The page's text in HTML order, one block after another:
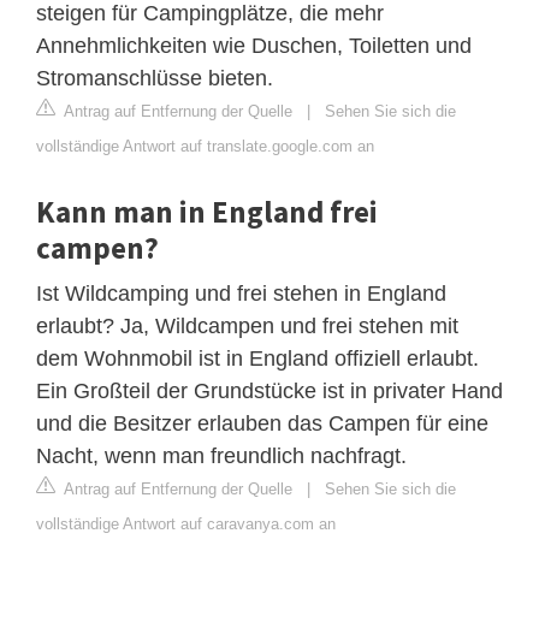
steigen für Campingplätze, die mehr
Annehmlichkeiten wie Duschen, Toiletten und
Stromanschlüsse bieten.
Antrag auf Entfernung der Quelle
Sehen Sie sich die
vollständige Antwort auf translate.google.com an
Kann man in England frei
campen?
Ist Wildcamping und frei stehen in England
erlaubt? Ja, Wildcampen und frei stehen mit
dem Wohnmobil ist in England offiziell erlaubt.
Ein Großteil der Grundstücke ist in privater Hand
und die Besitzer erlauben das Campen für eine
Nacht, wenn man freundlich nachfragt.
Antrag auf Entfernung der Quelle
Sehen Sie sich die
vollständige Antwort auf caravanya.com an